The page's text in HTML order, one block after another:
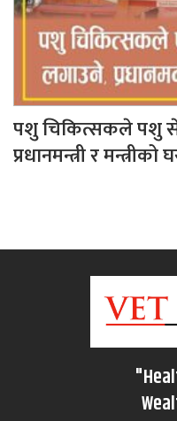
पशु चिकित्सकले पशु
प्रधानमन्त्री र मन्त्रीको